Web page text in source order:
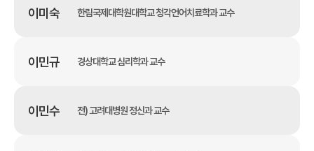
이미숙 한림국제대학원대학교 청각언어치료학과 교수
이민규 경상대학교 심리학과 교수
이민수 전) 고려대병원 정신과 교수